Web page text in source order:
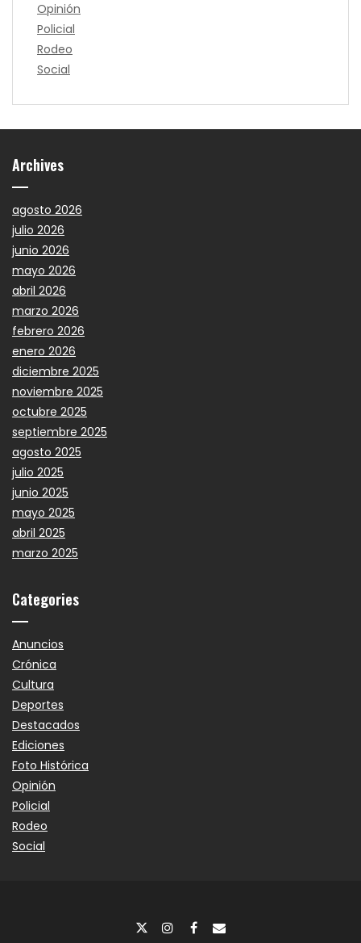
Opinión
Policial
Rodeo
Social
Archives
agosto 2026
julio 2026
junio 2026
mayo 2026
abril 2026
marzo 2026
febrero 2026
enero 2026
diciembre 2025
noviembre 2025
octubre 2025
septiembre 2025
agosto 2025
julio 2025
junio 2025
mayo 2025
abril 2025
marzo 2025
Categories
Anuncios
Crónica
Cultura
Deportes
Destacados
Ediciones
Foto Histórica
Opinión
Policial
Rodeo
Social